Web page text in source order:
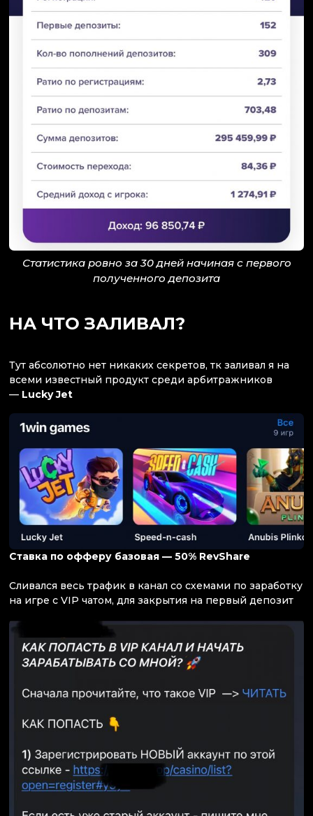
Статистика ровно за 30 дней начиная с первого
полученного депозита
НА ЧТО ЗАЛИВАЛ?
Тут абсолютно нет никаких секретов, тк заливал я на
всеми известный продукт среди арбитражников
— Lucky Jet
Ставка по офферу базовая — 50% RevShare
Сливался весь трафик в канал со схемами по заработку
на игре с VIP чатом, для закрытия на первый депозит